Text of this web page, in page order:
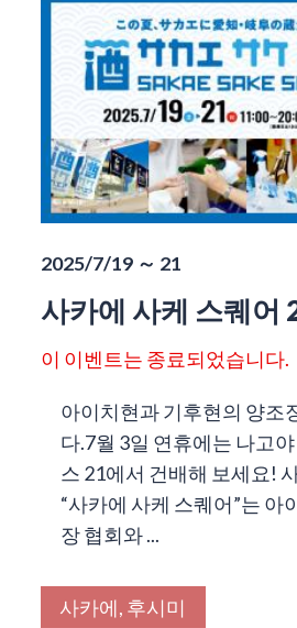
2025/7/19 ～ 21
사카에 사케 스퀘어
이 이벤트는 종료되었습니다.
아이치현과 기후현의 양조
다.7월 3일 연휴에는 나고
스 21에서 건배해 보세요!
“사카에 사케 스퀘어”는 아
장 협회와 ...
사카에, 후시미